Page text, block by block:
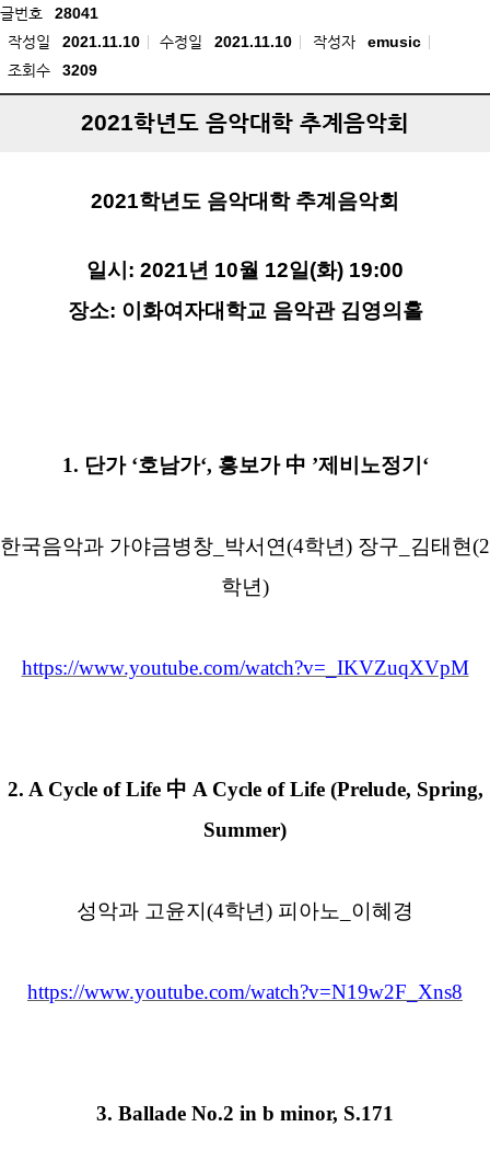
글번호
28041
작성일
2021.11.10 수정일 2021.11.10 작성자
emusic
조회수
3209
2021학년도 음악대학 추계음악회
2021학년도 음악대학 추계음악회
일시 : 2021년 10월 12일 (화) 19:00
장소: 이화여자대학교 음악관 김영의홀
1. 단가 ‘호남가‘, 흥보가 中 ’제비노정기 ‘
한국음악과 가야금병창 박서연(4학년) 장구 김태현(2
학년)
https://www.youtube.com/watch?v=_IKVZuqXVpM
2. A Cycle of Life 中 A Cycle of Life (Prelude, Spring,
Summer)
성악과 고윤지 (4학년) 피아노 이혜경
https://www.youtube.com/watch?v=N19w2F_Xns8
3. Ballade No.2 in b minor, S.171